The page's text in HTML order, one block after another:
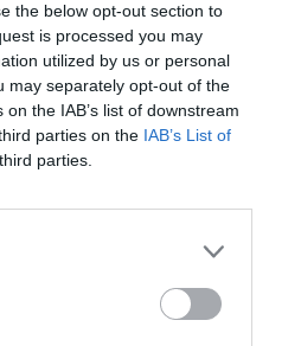
the below opt-out section to
is processed you may
utilized by us or personal
may separately opt-out of the
the IAB’s list of downstream
parties on the IAB’s List of
parties.